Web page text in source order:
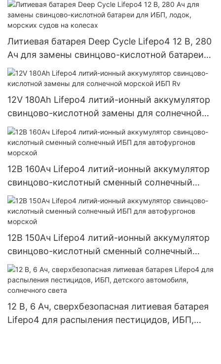
Литиевая батарея Deep Cycle Lifepo4 12 В, 280
Ач для замены свинцово-кислотной батареи
для ИБП, лодок, морских судов на колесах
12V 180Ah Lifepo4 литий-ионный аккумулятор
свинцово-кислотной замены для солнечной
морской ИБП Rv
12В 160Ач Lifepo4 литий-ионный аккумулятор
свинцово-кислотный сменный солнечный
ИБП для автофургонов морской
12В 150Ач Lifepo4 литий-ионный аккумулятор
свинцово-кислотный сменный солнечный
ИБП для автофургонов морской
12 В, 6 Ач, сверхбезопасная литиевая батарея
Lifepo4 для распыления пестицидов, ИБП,